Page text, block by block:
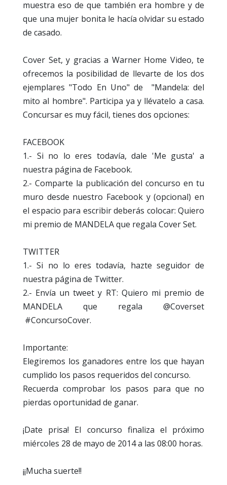
muestra eso de que también era hombre y de
que una mujer bonita le hacía olvidar su estado
de casado.
Cover Set, y gracias a Warner Home Video, te
ofrecemos la posibilidad de llevarte de los dos
ejemplares "Todo En Uno" de "Mandela: del
mito al hombre". Participa ya y llévatelo a casa.
Concursar es muy fácil, tienes dos opciones:
FACEBOOK
1.- Si no lo eres todavía, dale 'Me gusta' a
nuestra página de Facebook.
2.- Comparte la publicación del concurso en tu
muro desde nuestro Facebook y (opcional) en
el espacio para escribir deberás colocar: Quiero
mi premio de MANDELA que regala Cover Set.
TWITTER
1.- Si no lo eres todavía, hazte seguidor de
nuestra página de Twitter.
2.- Envía un tweet y RT: Quiero mi premio de
MANDELA que regala @Coverset
#ConcursoCover.
Importante:
Elegiremos los ganadores entre los que hayan
cumplido los pasos requeridos del concurso.
Recuerda comprobar los pasos para que no
pierdas oportunidad de ganar.
¡Date prisa! El concurso finaliza el próximo
miércoles 28 de mayo de 2014 a las 08:00 horas.
¡¡Mucha suerte!!